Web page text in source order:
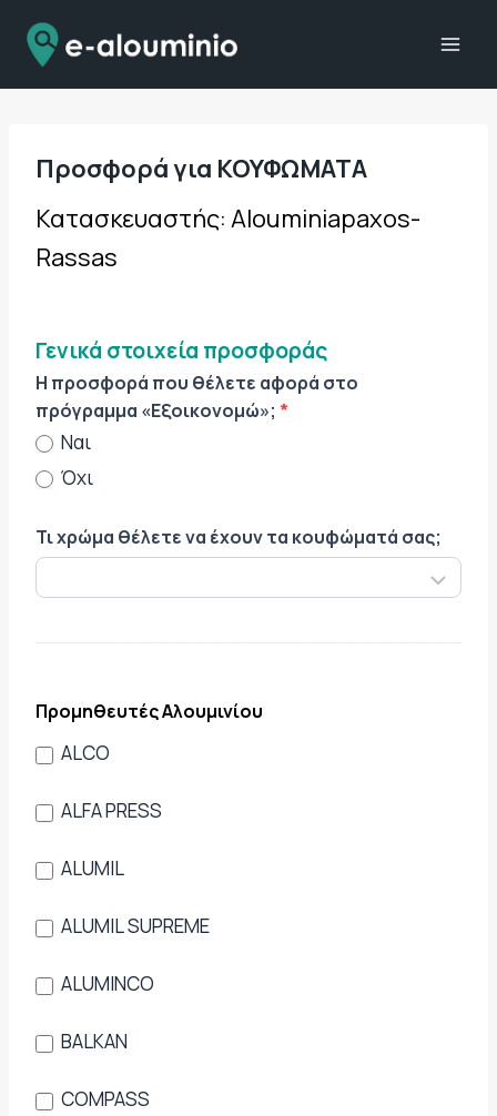
content
Προσφορά για ΚΟΥΦΩΜΑΤΑ
O
f
f
r
a
m
e
s
Κατασκευαστής: Alouminiapaxos-
Rassas
Γενικά στοιχεία προσφοράς
Η προσφορά που θέλετε αφορά στο
πρόγραμμα «Εξοικονομώ»; *
Ναι
Όχι
Τι χρώμα θέλετε να έχουν τα κουφώματά σας;
Προμηθευτές Αλουμινίου
ALCO
ALFA PRESS
ALUMIL
ALUMIL SUPREME
ALUMINCO
BALKAN
COMPASS